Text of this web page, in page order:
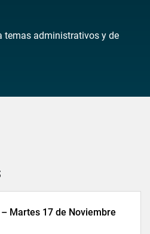
temas administrativos y de
Martes 17 de Noviembre